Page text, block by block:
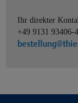
Ihr direkter
+49 9131 93406-